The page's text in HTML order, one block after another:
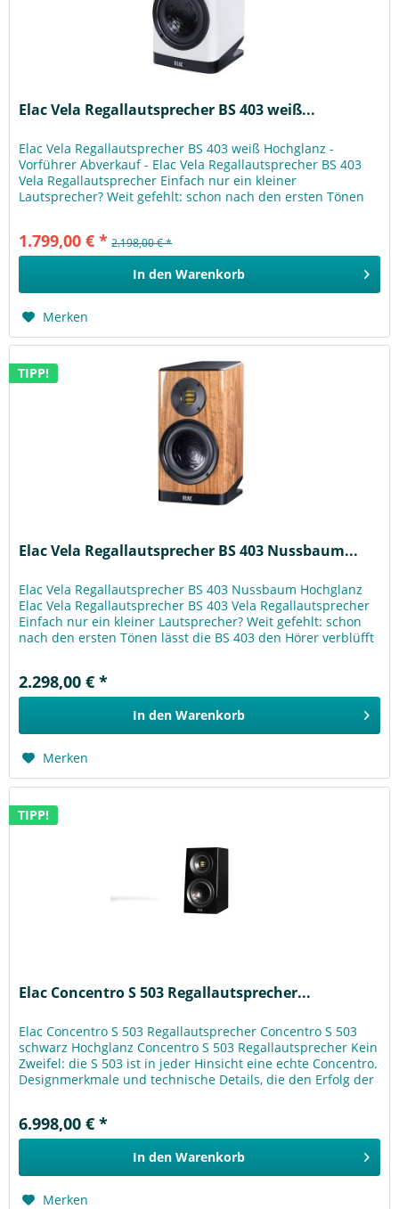
Elac Vela Regallautsprecher BS 403 weiß...
Elac Vela Regallautsprecher BS 403 weiß Hochglanz -
Vorführer Abverkauf - Elac Vela Regallautsprecher BS 403
Vela Regallautsprecher Einfach nur ein kleiner
Lautsprecher? Weit gefehlt: schon nach den ersten Tönen
1.799,00 € * 2.198,00 € *
In den Warenkorb
Merken
TIPP!
Elac Vela Regallautsprecher BS 403 Nussbaum...
Elac Vela Regallautsprecher BS 403 Nussbaum Hochglanz
Elac Vela Regallautsprecher BS 403 Vela Regallautsprecher
Einfach nur ein kleiner Lautsprecher? Weit gefehlt: schon
nach den ersten Tönen lässt die BS 403 den Hörer verblüfft
2.298,00 € *
In den Warenkorb
Merken
TIPP!
Elac Concentro S 503 Regallautsprecher...
Elac Concentro S 503 Regallautsprecher Concentro S 503
schwarz Hochglanz Concentro S 503 Regallautsprecher Kein
Zweifel: die S 503 ist in jeder Hinsicht eine echte Concentro.
Designmerkmale und technische Details, die den Erfolg der
6.998,00 € *
In den Warenkorb
Merken